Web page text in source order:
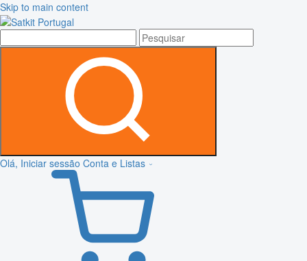
Skip to main content
Olá, Iniciar sessão Conta e Listas